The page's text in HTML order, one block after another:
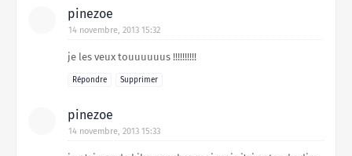
pinezoe
14 novembre, 2013 15:32
je les veux touuuuuus !!!!!!!!!!
Répondre Supprimer
pinezoe
14 novembre, 2013 15:33